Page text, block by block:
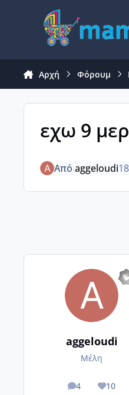
Μετάβαση σε περιεχόμενο
Αρχή Φόρουμ
εχω 9
Απόaggeloudi
aggeloudi
Μέλη
4
posts 10